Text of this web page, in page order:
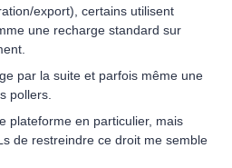
export), certains utilisent
une recharge standard sur
par la suite et parfois même une
pollers.
plateforme en particulier, mais
de restreindre ce droit me semble